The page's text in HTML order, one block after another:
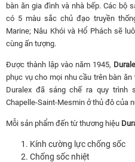
bàn ăn gia đình và nhà bếp. Các bộ
có 5 màu sắc chủ đạo truyền
Marine; Nâu Khói và Hổ Phách sẽ
cùng ấn tượng.
Được thành lập vào năm 1945,
phục vụ cho mọi nhu cầu trên bàn
Duralex đã sáng chế ra quy trình
Chapelle-Saint-Mesmin ở thủ đô của
Mỗi sản phẩm đến từ thương hiệu
Kính cường lực chống sốc
Chống sốc nhiệt